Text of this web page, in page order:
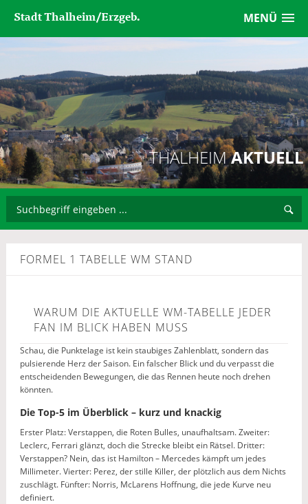
MENÜ
Stadt Thalheim/Erzgeb.
THALHEIMAKTUELL
FORMEL 1 TABELLE WM STAND
WARUM DIE AKTUELLE WM-TABELLE JEDER
FAN IM BLICK HABEN MUSS
Schau, die Punktelage ist kein staubiges Zahlenblatt, sondern das
pulsierende Herz der Saison. Ein falscher Blick und du verpasst die
entscheidenden Bewegungen, die das Rennen heute noch drehen
könnten.
Die Top-5 im Überblick – kurz und knackig
Erster Platz: Verstappen, die Roten Bulles, unaufhaltsam. Zweiter:
Leclerc, Ferrari glänzt, doch die Strecke bleibt ein Rätsel. Dritter:
Verstappen? Nein, das ist Hamilton – Mercedes kämpft um jedes
Millimeter. Vierter: Perez, der stille Killer, der plötzlich aus dem Nichts
zuschlägt. Fünfter: Norris, McLarens Hoffnung, die jede Kurve neu
definiert.